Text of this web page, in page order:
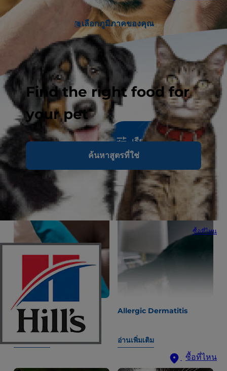
เลือกภูมิภาคของคุณ
Find the right food for
your pet
ค้นหาสูตรที่ใช่
ซื้อที่ไหน
ซื้อที่ไหน
ผลการค้นหา
เรียงลำดับ & ฟิลเตอร์
6 สัญญาณบอกความชราใน
แมว
อ่านเพิ่มเติม
Allergic Dermatitis
อ่านเพิ่มเติม